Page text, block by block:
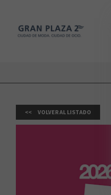
Gran Plaza 2
VOLVER AL LISTADO